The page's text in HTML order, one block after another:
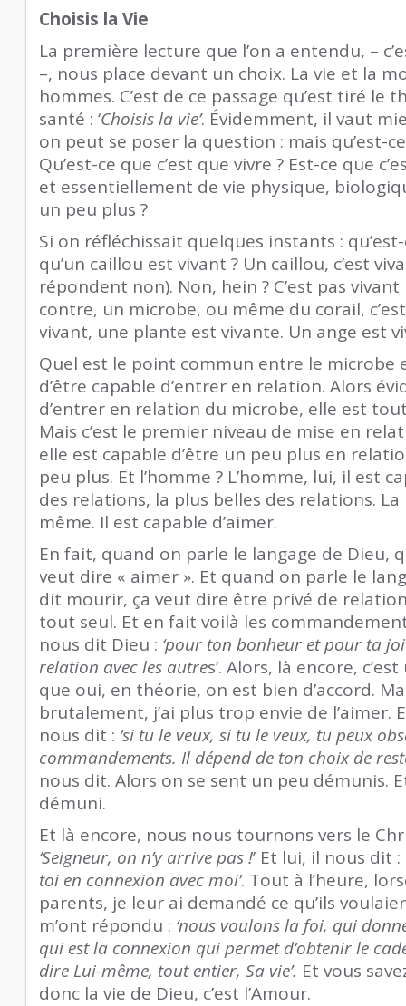
Choisis la Vie
La première lecture que l’on a entendu, –
–, nous place devant un choix. La vie et la
hommes. C’est de ce passage qu’est tiré le
santé : ‘Choisis la vie’. Évidemment, il vaut
on peut se poser la question : mais qu’est-
Qu’est-ce que c’est que vivre ? Est-ce que
et essentiellement de vie physique,
un peu plus ?
Si on réfléchissait quelques instants :
qu’un caillou est vivant ? Un caillou, c’est
répondent non). Non, hein ? C’est pas
contre, un microbe, ou même du corail,
vivant, une plante est vivante. Un ange est
Quel est le point commun entre le microbe
d’être capable d’entrer en relation. Alors
d’entrer en relation du microbe, elle est
Mais c’est le premier niveau de mise en
elle est capable d’être un peu plus en
peu plus. Et l’homme ? L’homme, lui, il est
des relations, la plus belles des relations.
même. Il est capable d’aimer.
En fait, quand on parle le langage de Dieu,
veut dire « aimer ». Et quand on parle le
dit mourir, ça veut dire être privé de
tout seul. Et en fait voilà les
nous dit Dieu : ‘pour ton bonheur et pour ta
relation avec les autres’. Alors, là encore,
que oui, en théorie, on est bien d’accord.
brutalement, j’ai plus trop envie de
nous dit : ‘si tu le veux, si tu le veux, tu peux
commandements. Il dépend de ton choix de
nous dit. Alors on se sent un peu démunis.
démuni.
Et là encore, nous nous tournons vers le
‘Seigneur, on n’y arrive pas !’ Et lui, il nous dit :
toi en connexion avec moi’. Tout à l’heure,
parents, je leur ai demandé ce qu’ils
m’ont répondu : ‘nous voulons la foi, qui
qui est la connexion qui permet d’obtenir le
dire Lui-même, tout entier, Sa vie’. Et vous
donc la vie de Dieu, c’est l’Amour.